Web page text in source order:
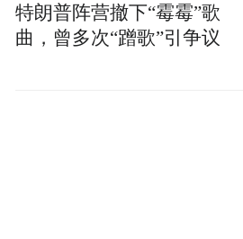
特朗普阵营撤下“霉霉”歌
曲，曾多次“蹭歌”引争议